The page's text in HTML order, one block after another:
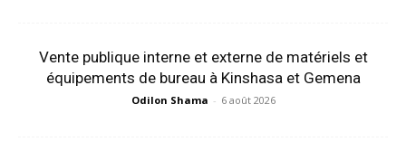
Vente publique interne et externe de matériels et
équipements de bureau à Kinshasa et Gemena
Odilon Shama - 6 août 2026